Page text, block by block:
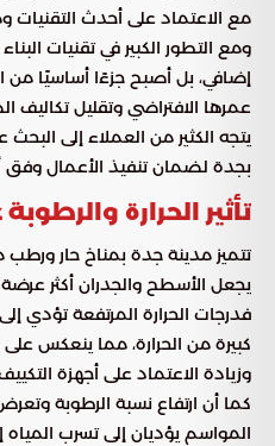
مع الاعتماد على أحدث التقنيات
ومع التطور الكبير في تقنيات
إضافي، بل أصبح جزءًا أساسيًا من
عمرها الافتراضي وتقليل تكاليف
يتجه الكثير من العملاء إلى
بجدة لضمان تنفيذ الأعمال وفق
تأثير الحرارة
تتميز مدينة جدة بمناخ حار
يجعل الأسطح والجدران أكثر عرضة
فدرجات الحرارة المرتفعة
كبيرة من الحرارة، مما ينعكس على
وزيادة الاعتماد على أجهزة
كما أن ارتفاع نسبة الرطوبة
المواسم يؤديان إلى تسرب المياه